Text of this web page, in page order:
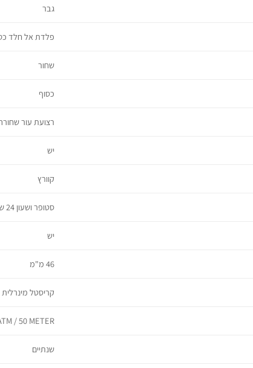
גבר
פלדת אל חלד
שחור
כסוף
רצועת עור
יש
קוורץ
סטופר ושעון 24 שעות
יש
46 מ"מ
קריסטל מינרלית
/ 50 METER
שנתיים